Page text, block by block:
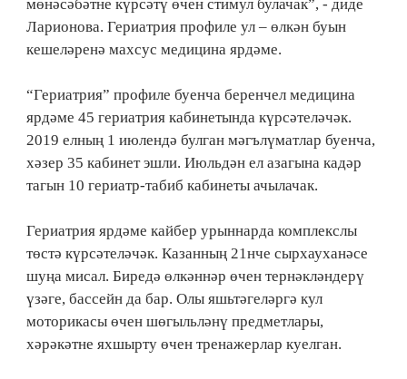
мөнәсәбәтне күрсәтү өчен стимул булачак”, - диде
Ларионова. Гериатрия профиле ул – өлкән буын
кешеләренә махсус медицина ярдәме.
“Гериатрия” профиле буенча беренчел медицина
ярдәме 45 гериатрия кабинетында күрсәтеләчәк.
2019 елның 1 июлендә булган мәгълүматлар буенча,
хәзер 35 кабинет эшли. Июльдән ел азагына кадәр
тагын 10 гериатр-табиб кабинеты ачылачак.
Гериатрия ярдәме кайбер урыннарда комплекслы
төстә күрсәтеләчәк. Казанның 21нче сырхауханәсе
шуңа мисал. Биредә өлкәннәр өчен тернәкләндерү
үзәге, бассейн да бар. Олы яшьтәгеләргә кул
моторикасы өчен шөгыльләнү предметлары,
хәрәкәтне яхшырту өчен тренажерлар куелган.